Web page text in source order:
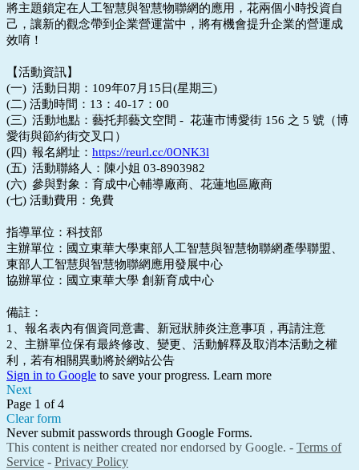
將主題鎖定在人工智慧與智慧物聯網的應用，花兩個小時投資自
己，讓新的觀念帶到企業營運當中，將有機會提升企業的營運成
效唷！
【活動資訊】
(一) 活動日期：109年07月15日(星期三)
(二) 活動時間：13：40-17：00
(三) 活動地點：藝托邦藝文空間 - 花蓮市博愛街 156 之 5 號（博
愛街與節約街交叉口）
(四) 報名網址： https://reurl.cc/0ONK3l
(五) 活動聯絡人：陳小姐 03-8903982
(六) 參與對象：育成中心輔導廠商、花蓮地區廠商
(七) 活動費用：免費
指導單位：科技部
主辦單位：國立東華大學東部人工智慧與智慧物聯網產學聯盟、
東部人工智慧與智慧物聯網應用發展中心
協辦單位：國立東華大學 創新育成中心
備註：
1、報名表內有個資同意書、新冠狀肺炎注意事項，再請注意
2、主辦單位保有最終修改、變更、活動解釋及取消本活動之權
利，若有相關異動將於網站公告
Sign in to Google to save your progress. Learn more
Next
Page 1 of 4
Clear form
Never submit passwords through Google Forms.
This content is neither created nor endorsed by Google. - Terms of
Service - Privacy Policy